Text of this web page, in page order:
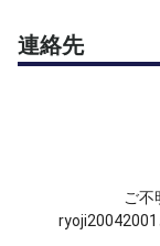
連絡先
ご不
ryoji20042001